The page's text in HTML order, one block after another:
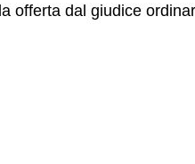
offerta dal giudice